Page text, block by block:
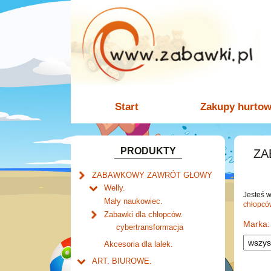
Start Zakupy
PRODUKTY
ZABAWKOWY ZAWRÓT GŁOWY
Welly.
motory.
samochody.
Mały naukowiec.
Zabawki dla chłopców.
cybertransformacja
Akcesoria dla lalek.
ART. BIUROWE.
Jesteś
Marka: